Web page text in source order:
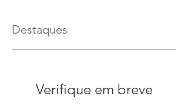
Destaques
Verifique em breve